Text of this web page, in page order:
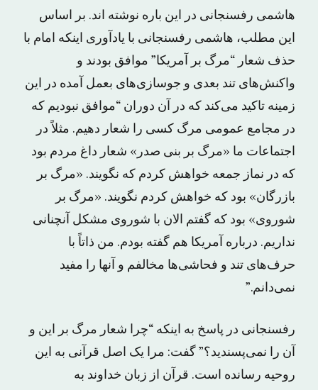
هاشمی رفسنجانی در این باره نوشته اند. بر اساس
این مطلب، هاشمی رفسنجانی با یادآوری اینکه امام با
حذف شعار “مرگ بر آمریکا” موافق بودند و
واکنش‌های تند بعدی و جوسازی‌های بعمل آمده در این
زمینه تاکید می‌کند که در آن دوران “موافق نبودیم که
در مجامع عمومی مرگ کسی را شعار دهیم. مثلاً در
اجتماعات ما «مرگ بر بنی صدر» شعار داغ مردم بود
که در نماز جمعه خواهش کردم که نگویند. «مرگ بر
بازرگان» بود که خواهش کردم نگویند. «مرگ بر
شوروی» بود که گفتم الان با شوروی مشکل آنچنانی
نداریم. درباره آمریکا هم گفته بودم. من ذاتاً با
حرف‌های تند و فحاشی‌ها مخالفم و آن‏ها را مفید
نمی‌دانم.”
رفسنجانی در پاسخ به اینکه “چرا شعار مرگ بر این و
آن را نمی‌پسندید؟” گفت: مرا یک اصل قرآنی به این
روحیه رسانده است. قرآن از زبان خداوند به